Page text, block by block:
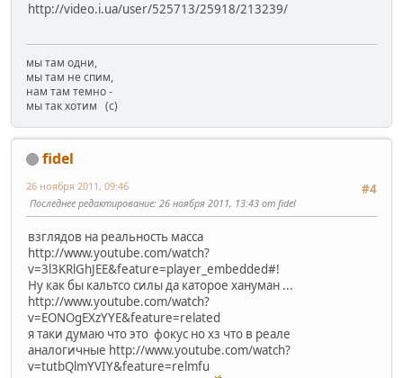
http://video.i.ua/user/525713/25918/213239/
мы там одни,
мы там не спим,
нам там темно -
мы так хотим (с)
fidel
#4
26 ноября 2011, 09:46
Последнее редактирование: 26 ноября 2011, 13:43 от fidel
взглядов на реальность масса
http://www.youtube.com/watch?
v=3l3KRlGhJEE&feature=player_embedded#!
Ну как бы кальтсо силы да каторое хануман ...
http://www.youtube.com/watch?
v=EONOgEXzYYE&feature=related
я таки думаю что это фокус но хз что в реале
аналогичные http://www.youtube.com/watch?
v=tutbQlmYVIY&feature=relmfu